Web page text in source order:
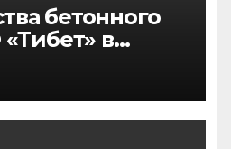
бетонного
в
Волжском